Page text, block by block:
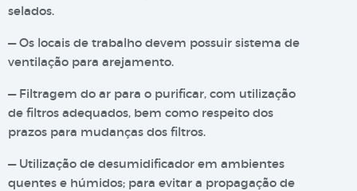
selados.
— Os locais de trabalho devem possuir sistema de
ventilação para arejamento.
— Filtragem do ar para o purificar, com utilização
de filtros adequados, bem como respeito dos
prazos para mudanças dos filtros.
— Utilização de desumidificador em ambientes
quentes e húmidos; para evitar a propagação de